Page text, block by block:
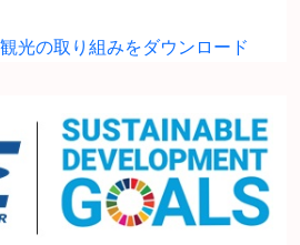
光の取り組みをダウンロード